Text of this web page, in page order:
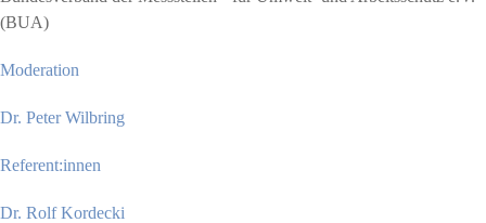
(BUA)
Moderation
Dr. Peter Wilbring
Referent:innen
Dr. Rolf Kordecki